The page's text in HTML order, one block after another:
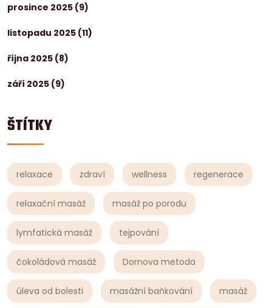
prosince 2025 (9)
listopadu 2025 (11)
října 2025 (8)
září 2025 (9)
ŠTÍTKY
relaxace zdraví wellness regenerace
relaxační masáž masáž po porodu
lymfatická masáž tejpování
čokoládová masáž Dornova metoda
úleva od bolesti masážní baňkování masáž